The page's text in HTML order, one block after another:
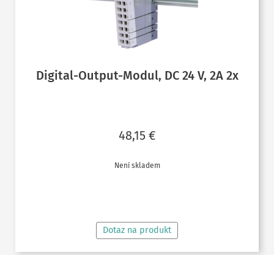
Digital-Output-Modul, DC 24 V, 2A 2x
48,15 €
Není skladem
Dotaz na produkt